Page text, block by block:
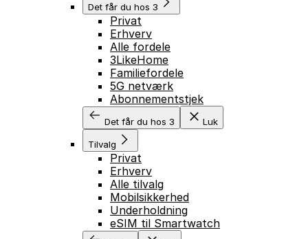
Det får du hos 3
Privat
Erhverv
Alle fordele
3LikeHome
Familiefordele
5G netværk
Abonnementstjek
Det får du hos 3 Luk
Tilvalg
Privat
Erhverv
Alle tilvalg
Mobilsikkerhed
Underholdning
eSIM til Smartwatch